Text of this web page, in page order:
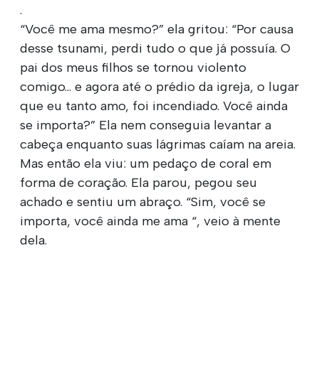
.
“Você me ama mesmo?” ela gritou: “Por causa
desse tsunami, perdi tudo o que já possuía. O
pai dos meus filhos se tornou violento
comigo... e agora até o prédio da igreja, o lugar
que eu tanto amo, foi incendiado. Você ainda
se importa?” Ela nem conseguia levantar a
cabeça enquanto suas lágrimas caíam na areia.
Mas então ela viu: um pedaço de coral em
forma de coração. Ela parou, pegou seu
achado e sentiu um abraço. “Sim, você se
importa, você ainda me ama “, veio à mente
dela.